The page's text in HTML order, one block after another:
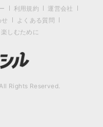
利用規約
運営会社
よくある質問
しむために
Rights Reserved.